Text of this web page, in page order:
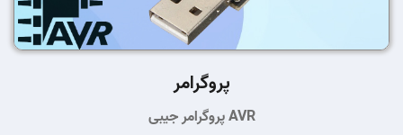
پروگرامر
پروگرامر جیبی AVR